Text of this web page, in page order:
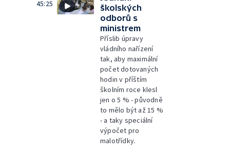
45:25
školských
odborů s
ministrem
Příslib úpravy
vládního nařízení
tak, aby maximální
počet dotovaných
hodin v příštím
školním roce klesl
jen o 5 % - původně
to mělo být až 15 %
- a taky speciální
výpočet pro
malotřídky.